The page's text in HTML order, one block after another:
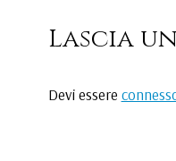
Lascia
Devi essere